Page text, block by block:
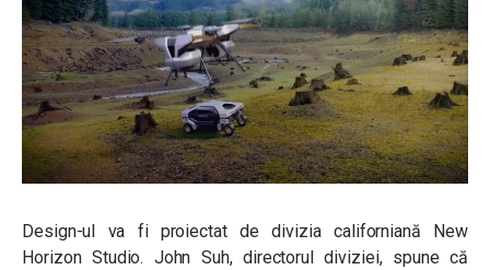
Design-ul va fi proiectat de divizia californiană New
Horizon Studio. John Suh, directorul diviziei, spune că